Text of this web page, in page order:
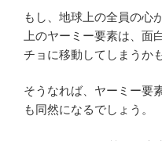
もし、地球上の全員の心
上のヤーミー要素は、面
チョに移動してしまうか
そうなれば、ヤーミー要
も同然になるでしょう。